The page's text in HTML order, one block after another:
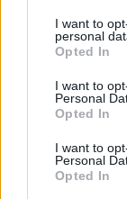
not limited to
grant or deny
use your data
consent section.
I want to
personal
Opted In
I want to
Personal
Opted In
I want to
Personal
Opted In
Hálózat:
Ilona
története